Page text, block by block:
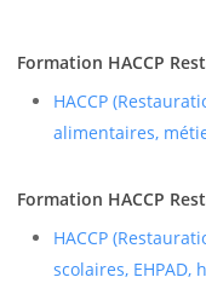
Formation HACCP
HACCP
alimentaires,
Formation HACCP
HACCP
scolaires, EHPAD,